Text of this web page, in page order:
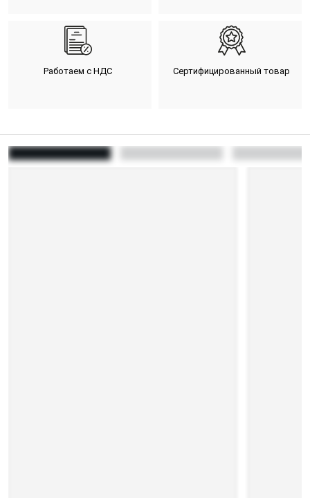
Работаем с НДС Сертифицированный товар